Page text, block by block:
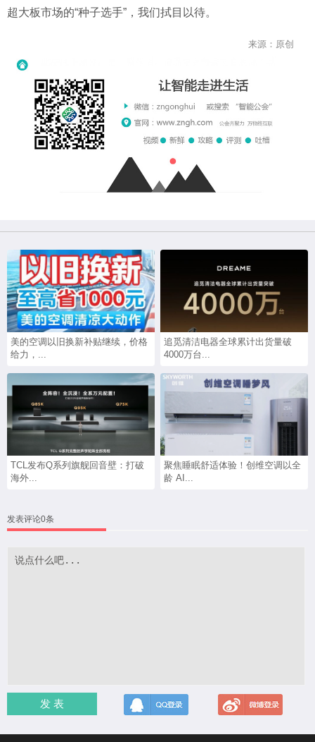
超大板市场的“种子选手”，我们拭目以待。
来源：原创
美的空调以旧换新补贴继续，价格
给力，...
追觅清洁电器全球累计出货量破
4000万台...
TCL发布Q系列旗舰回音壁：打破
海外...
聚焦睡眠舒适体验！创维空调以全
龄 AI...
发表评论0条
发 表